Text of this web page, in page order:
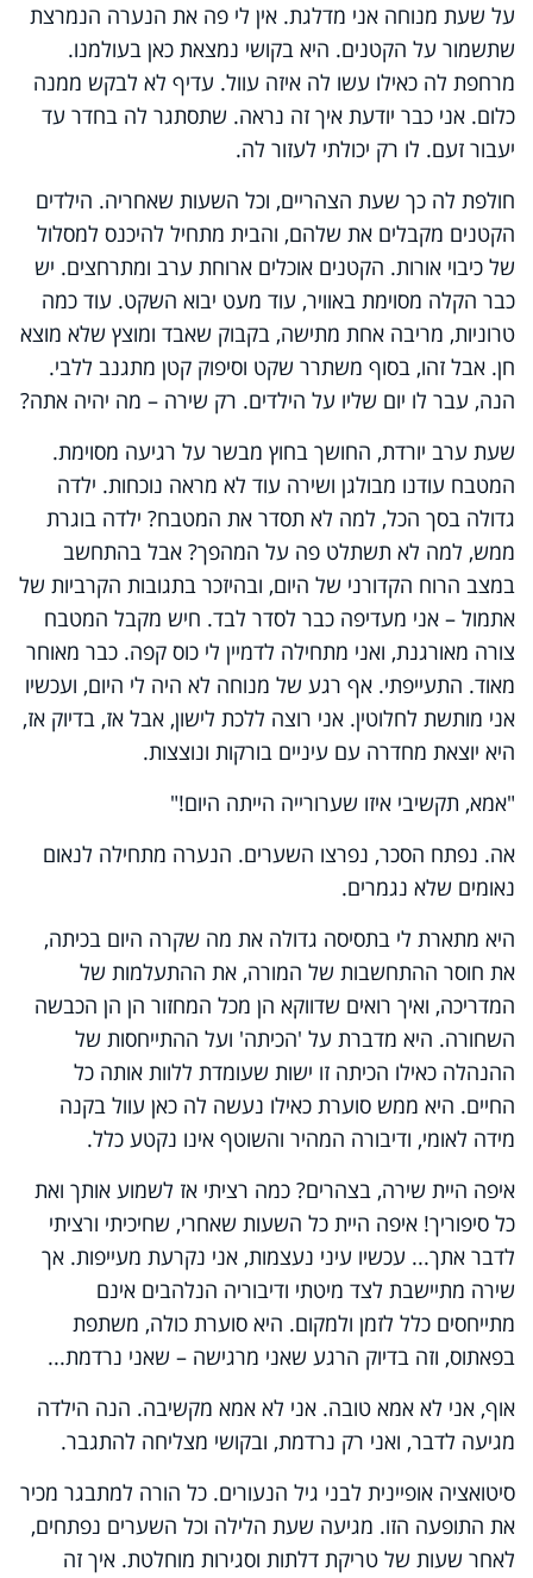
על שעת מנוחה אני מדלגת. אין לי פה את הנערה הנמרצת
שתשמור על הקטנים. היא בקושי נמצאת כאן בעולמנו.
מרחפת לה כאילו עשו לה איזה עוול. עדיף לא לבקש ממנה
כלום. אני כבר יודעת איך זה נראה. שתסתגר לה בחדר עד
יעבור זעם. לו רק יכולתי לעזור לה.
חולפת לה כך שעת הצהריים, וכל השעות שאחריה. הילדים
הקטנים מקבלים את שלהם, והבית מתחיל להיכנס למסלול
של כיבוי אורות. הקטנים אוכלים ארוחת ערב ומתרחצים. יש
כבר הקלה מסוימת באוויר, עוד מעט יבוא השקט. עוד כמה
טרוניות, מריבה אחת מתישה, בקבוק שאבד ומוצץ שלא מוצא
חן. אבל זהו, בסוף משתרר שקט וסיפוק קטן מתגנב ללבי.
הנה, עבר לו יום שליו על הילדים. רק שירה – מה יהיה אתה?
שעת ערב יורדת, החושך בחוץ מבשר על רגיעה מסוימת.
המטבח עודנו מבולגן ושירה עוד לא מראה נוכחות. ילדה
גדולה בסך הכל, למה לא תסדר את המטבח? ילדה בוגרת
ממש, למה לא תשתלט פה על המהפך? אבל בהתחשב
במצב הרוח הקדורני של היום, ובהיזכר בתגובות הקרביות של
אתמול – אני מעדיפה כבר לסדר לבד. חיש מקבל המטבח
צורה מאורגנת, ואני מתחילה לדמיין לי כוס קפה. כבר מאוחר
מאוד. התעייפתי. אף רגע של מנוחה לא היה לי היום, ועכשיו
אני מותשת לחלוטין. אני רוצה ללכת לישון, אבל אז, בדיוק אז,
היא יוצאת מחדרה עם עיניים בורקות ונוצצות.
"אמא, תקשיבי איזו שערורייה הייתה היום!"
אה. נפתח הסכר, נפרצו השערים. הנערה מתחילה לנאום
נאומים שלא נגמרים.
היא מתארת לי בתסיסה גדולה את מה שקרה היום בכיתה,
את חוסר ההתחשבות של המורה, את ההתעלמות של
המדריכה, ואיך רואים שדווקא הן מכל המחזור הן הן הכבשה
השחורה. היא מדברת על 'הכיתה' ועל ההתייחסות של
ההנהלה כאילו הכיתה זו ישות שעומדת ללוות אותה כל
החיים. היא ממש סוערת כאילו נעשה לה כאן עוול בקנה
מידה לאומי, ודיבורה המהיר והשוטף אינו נקטע כלל.
איפה היית שירה, בצהרים? כמה רציתי אז לשמוע אותך ואת
כל סיפוריך! איפה היית כל השעות שאחרי, שחיכיתי ורציתי
לדבר אתך... עכשיו עיני נעצמות, אני נקרעת מעייפות. אך
שירה מתיישבת לצד מיטתי ודיבוריה הנלהבים אינם
מתייחסים כלל לזמן ולמקום. היא סוערת כולה, משתפת
בפאתוס, וזה בדיוק הרגע שאני מרגישה – שאני נרדמת...
אוף, אני לא אמא טובה. אני לא אמא מקשיבה. הנה הילדה
מגיעה לדבר, ואני רק נרדמת, ובקושי מצליחה להתגבר.
סיטואציה אופיינית לבני גיל הנעורים. כל הורה למתבגר מכיר
את התופעה הזו. מגיעה שעת הלילה וכל השערים נפתחים,
לאחר שעות של טריקת דלתות וסגירות מוחלטת. איך זה